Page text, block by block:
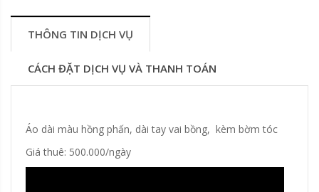
THÔNG TIN DỊCH VỤ
CÁCH ĐẶT DỊCH VỤ VÀ THANH TOÁN
Áo dài màu hồng phấn, dài tay vai bồng, kèm bờm tóc
Giá thuê: 500.000/ngày